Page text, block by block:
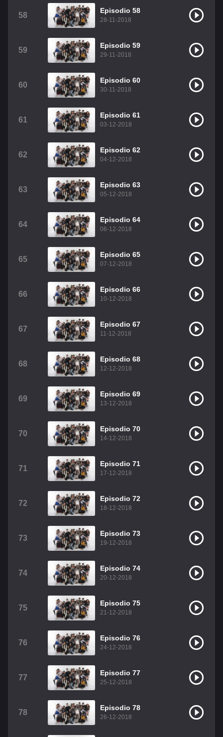
58
Episodio 58
28-11-2018
59
Episodio 59
29-11-2018
60
Episodio 60
30-11-2018
61
Episodio 61
03-12-2018
62
Episodio 62
04-12-2018
63
Episodio 63
05-12-2018
64
Episodio 64
06-12-2018
65
Episodio 65
07-12-2018
66
Episodio 66
10-12-2018
67
Episodio 67
11-12-2018
68
Episodio 68
12-12-2018
69
Episodio 69
13-12-2018
70
Episodio 70
14-12-2018
71
Episodio 71
17-12-2018
72
Episodio 72
18-12-2018
73
Episodio 73
19-12-2018
74
Episodio 74
20-12-2018
75
Episodio 75
21-12-2018
76
Episodio 76
24-12-2018
77
Episodio 77
25-12-2018
78
Episodio 78
26-12-2018